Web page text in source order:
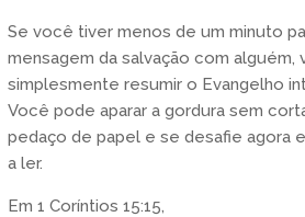
Se você tiver menos de um minuto
mensagem da salvação com alguém,
simplesmente resumir o Evangelho
Você pode aparar a gordura sem
pedaço de papel e se desafie agora
a ler.
Em 1 Coríntios 15:15,